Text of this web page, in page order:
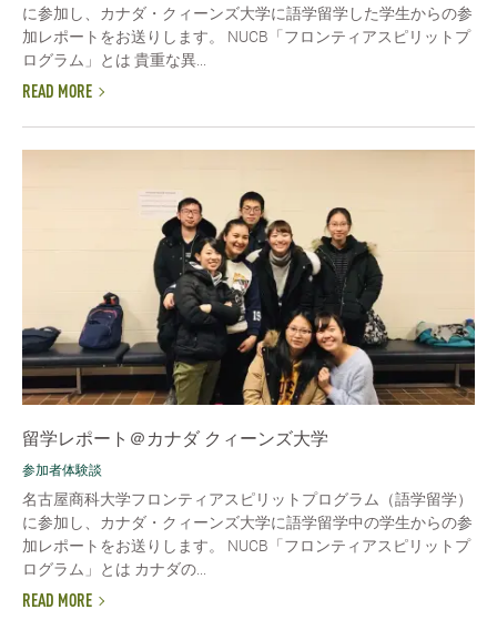
に参加し、カナダ・クィーンズ大学に語学留学した学生からの参
加レポートをお送りします。 NUCB「フロンティアスピリットプ
ログラム」とは 貴重な異...
READ MORE
留学レポート＠カナダ クィーンズ大学
参加者体験談
名古屋商科大学フロンティアスピリットプログラム（語学留学）
に参加し、カナダ・クィーンズ大学に語学留学中の学生からの参
加レポートをお送りします。 NUCB「フロンティアスピリットプ
ログラム」とは カナダの...
READ MORE